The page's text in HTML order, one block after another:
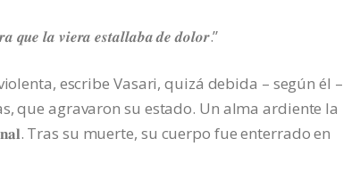
𝒒𝒖𝒆 𝒍𝒂 𝒗𝒊𝒆𝒓𝒂 𝒆𝒔𝒕𝒂𝒍𝒍𝒂𝒃𝒂 𝒅𝒆 𝒅𝒐𝒍𝒐𝒓.”
escribe Vasari, quizá debida – según él –
que agravaron su estado. Un alma ardiente la
Tras su muerte, su cuerpo fue enterrado en